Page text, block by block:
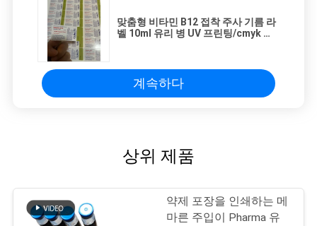
맞춤형 비타민 B12 접착 주사 기름 라
벨 10ml 유리 병 UV 프린팅/cmyk 인
계속하다
상위 제품
약제 포장을 인쇄하는 메
마른 주입이 Pharma 유